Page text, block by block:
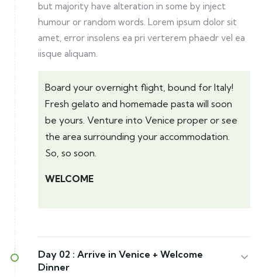
but majority have alteration in some by inject
humour or random words. Lorem ipsum dolor sit
amet, error insolens ea pri verterem phaedr vel ea
iisque aliquam.
Board your overnight flight, bound for Italy!
Fresh gelato and homemade pasta will soon
be yours. Venture into Venice proper or see
the area surrounding your accommodation.
So, so soon.
WELCOME
Day 02 : Arrive in Venice + Welcome
Dinner